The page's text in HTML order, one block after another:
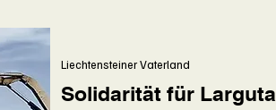
Solidarität für Larguta
Liechtensteiner Vaterland